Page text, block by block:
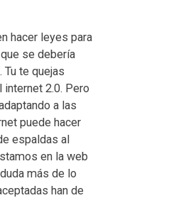
hacer leyes para
se debería
te quejas
internet 2.0. Pero
a las
puede hacer
espaldas al
en la web
más de lo
han de